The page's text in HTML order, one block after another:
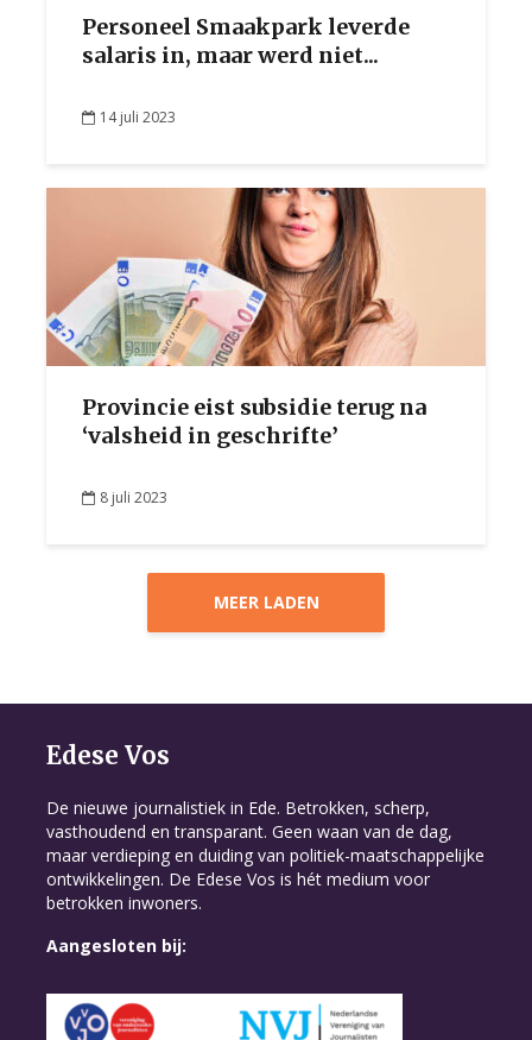
Personeel Smaakpark leverde
salaris in, maar werd niet...
14 juli 2023
Provincie eist subsidie terug na
‘valsheid in geschrifte’
8 juli 2023
MEER LADEN
Edese Vos
De nieuwe journalistiek in Ede. Betrokken, scherp,
vasthoudend en transparant. Geen waan van de dag,
maar verdieping en duiding van politiek-maatschappelijke
ontwikkelingen. De Edese Vos is hét medium voor
betrokken inwoners.
Aangesloten bij: